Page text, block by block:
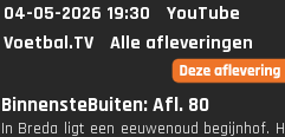
04-05-2026 19:30
YouTube
Voetbal.TV
Alle afleveringen
BinnensteBuiten: Afl. 80
In Breda ligt een eeuwenoud begijnhof.